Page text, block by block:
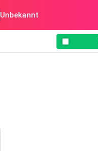
Unbekannt